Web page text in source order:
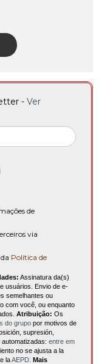
- Ver
de
via
Política de
Assinatura da(s)
usuários. Envio de e-
semelhantes ou
com você, ou enquanto
Atribuição: Os
do grupo por motivos de
supresión,
entre em
no se ajusta a la
laAEPD Mais